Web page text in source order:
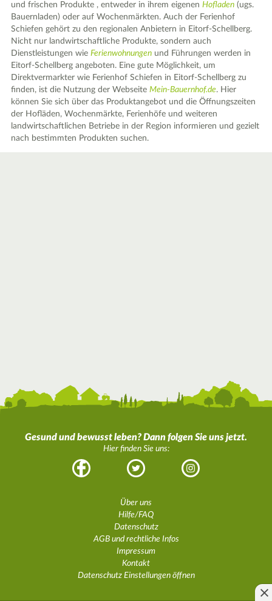
und frischen Produkte , entweder in ihrem eigenenHofladen (ugs.
Bauernladen) oder auf Wochenmärkten. Auch der Ferienhof
Schiefen gehört zu den regionalen Anbietern in Eitorf-Schellberg.
Nicht nur landwirtschaftliche Produkte, sondern auch
Dienstleistungen wieFerienwohnungen und Führungen werden in
Eitorf-Schellberg angeboten. Eine gute Möglichkeit, um
Direktvermarkter wie Ferienhof Schiefen in Eitorf-Schellberg zu
finden, ist die Nutzung der WebseiteMein-Bauernhof.de. Hier
können Sie sich über das Produktangebot und die Öffnungszeiten
der Hofläden, Wochenmärkte, Ferienhöfe und weiteren
landwirtschaftlichen Betriebe in der Region informieren und gezielt
nach bestimmten Produkten suchen.
Gesund und bewusst leben? Dann folgen Sie uns jetzt.
Hier finden Sie uns:
Facebook Twitter Instagram
Über uns
Hilfe/FAQ
Datenschutz
AGB und rechtliche Infos
Impressum
Kontakt
Datenschutz Einstellungen öffnen